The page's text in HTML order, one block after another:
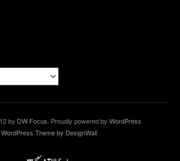
by DW Focus . Proudly powered by WordPress
WordPress Theme by DesignWall